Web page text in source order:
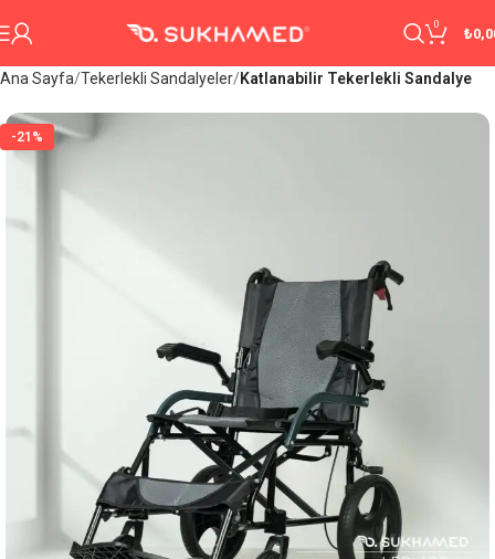
0
₺
Ana Sayfa Tekerlekli Sandalyeler Katlanabilir Tekerlekli Sandalye
-21%